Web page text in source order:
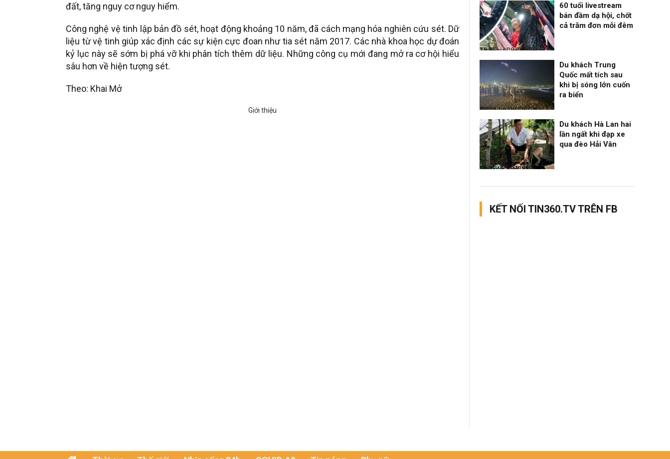
đất, tăng nguy cơ nguy hiểm.
Công nghệ vệ tinh lập bản đồ sét, hoạt động khoảng 10 năm, đã cách mạng hóa nghiên cứu sét. Dữ
liệu từ vệ tinh giúp xác định các sự kiện cực đoan như tia sét năm 2017. Các nhà khoa học dự đoán
kỷ lục này sẽ sớm bị phá vỡ khi phân tích thêm dữ liệu. Những công cụ mới đang mở ra cơ hội hiểu
sâu hơn về hiện tượng sét.
Theo: Khai Mở
Thời sự
08/08/26, 13:13
60 tuổi livestream
bán đầm dạ hội, chốt
cả trăm đơn mỗi đêm
Điểm tin
08/08/26, 13:11
Du khách Trung
Quốc mất tích sau
khi bị sóng lớn cuốn
ra biển
Thời sự
08/08/26, 13:10
Du khách Hà Lan hai
lần ngất khi đạp xe
qua đèo Hải Vân
KẾT NỐI TIN360.TV TRÊN FB